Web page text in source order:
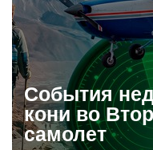
События
кони во
самолет